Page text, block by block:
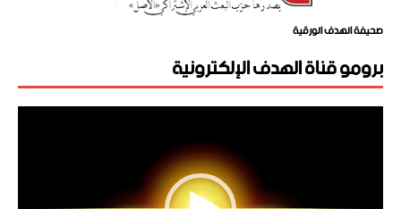
صحيفة الهدف الورقية
برومو قناة الهدف الإلكترونية
مشغل